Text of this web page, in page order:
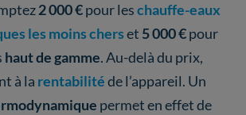
2 000 €pour leschauffe-eaux
les moins cherset 5 000 €pour
haut de gamme. Au-delà du prix,
à la rentabilitéde l’appareil. Un
permet en effet de